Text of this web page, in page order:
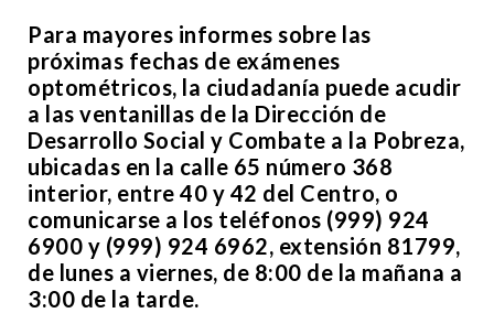
Para mayores informes sobre las
próximas fechas de exámenes
optométricos, la ciudadanía puede acudir
a las ventanillas de la Dirección de
Desarrollo Social y Combate a la Pobreza,
ubicadas en la calle 65 número 368
interior, entre 40 y 42 del Centro, o
comunicarse a los teléfonos (999) 924
6900 y (999) 924 6962, extensión 81799,
de lunes a viernes, de 8:00 de la mañana a
3:00 de la tarde.